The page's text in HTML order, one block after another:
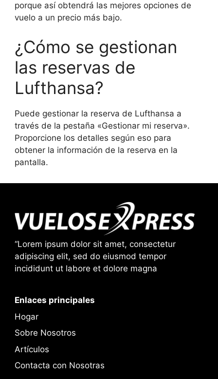
porque así obtendrá las mejores opciones de
vuelo a un precio más bajo.
¿Cómo se gestionan
las reservas de
Lufthansa?
Puede gestionar la reserva de Lufthansa a
través de la pestaña «Gestionar mi reserva».
Proporcione los detalles según eso para
obtener la información de la reserva en la
pantalla.
“Lorem ipsum dolor sit amet, consectetur
adipiscing elit, sed do eiusmod tempor
incididunt ut labore et dolore magna
Enlaces principales
Hogar
Sobre Nosotros
Artículos
Contacta con Nosotras